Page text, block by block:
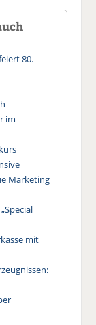
80.
im
Marketing
mit